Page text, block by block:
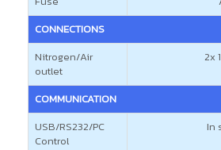
CONNECTIONS
Nitrogen/Air
outlet
2x
COMMUNICATION
USB/RS232/PC
Control
In